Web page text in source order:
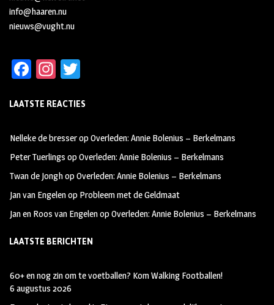
info@haaren.nu
nieuws@vught.nu
Fa
b
oo
k
In
ag
m
tt
LAATSTE REACTIES
Nelleke de bresseropOverleden: Annie Bolenius – Berkelmans
Peter Tuerlings opOverleden: Annie Bolenius – Berkelmans
Twan de JonghopOverleden: Annie Bolenius – Berkelmans
Jan van Engelenop Probleem met de Geldmaat
Jan en Roos van EngelenopOverleden: Annie Bolenius – Berkelmans
LAATSTE BERICHTEN
60+ en nog zin om te voetballen? Kom Walking Footballen!
6 augustus 2026